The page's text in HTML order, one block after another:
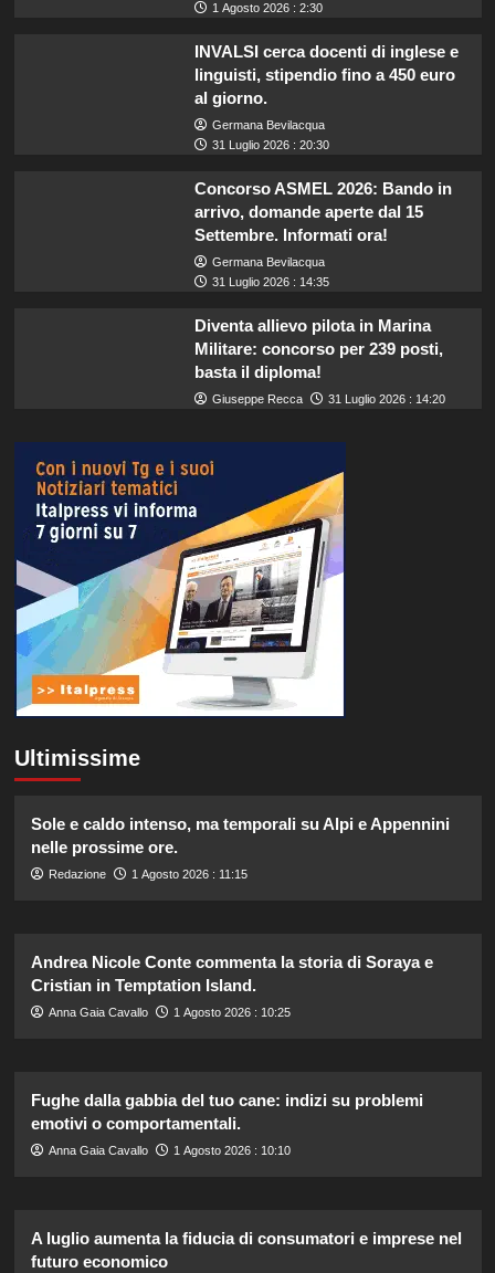
1 Agosto 2026 : 2:30
INVALSI cerca docenti di inglese e
linguisti, stipendio fino a 450 euro
al giorno.
Germana Bevilacqua
31 Luglio 2026 : 20:30
Concorso ASMEL 2026: Bando in
arrivo, domande aperte dal 15
Settembre. Informati ora!
Germana Bevilacqua
31 Luglio 2026 : 14:35
Diventa allievo pilota in Marina
Militare: concorso per 239 posti,
basta il diploma!
Giuseppe Recca 31 Luglio 2026 : 14:20
Ultimissime
Sole e caldo intenso, ma temporali su Alpi e Appennini
nelle prossime ore.
Redazione 1 Agosto 2026 : 11:15
Andrea Nicole Conte commenta la storia di Soraya e
Cristian in Temptation Island.
Anna Gaia Cavallo 1 Agosto 2026 : 10:25
Fughe dalla gabbia del tuo cane: indizi su problemi
emotivi o comportamentali.
Anna Gaia Cavallo 1 Agosto 2026 : 10:10
A luglio aumenta la fiducia di consumatori e imprese nel
futuro economico